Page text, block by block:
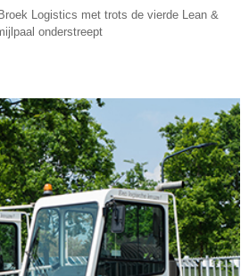
Logistics met trots de vierde Lean &
onderstreept